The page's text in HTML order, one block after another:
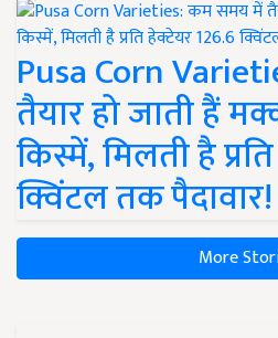
Pusa Corn
तैयार हो जाती हैं
किस्में, मिलती है
क्विंटल तक पैदावार!
More